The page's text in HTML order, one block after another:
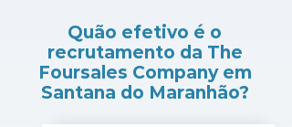
Quão efetivo é o
recrutamento da The
Foursales Company em
Santana do Maranhão?